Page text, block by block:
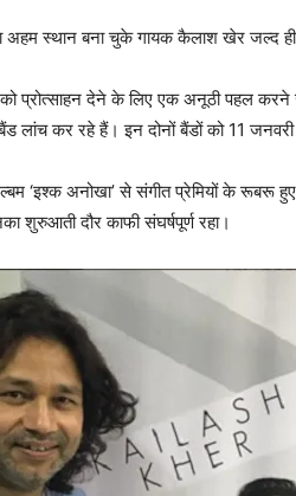
अहम स्‍थान बना चुके गायक कैलाश खेर जल्‍द ही
प्रोत्‍साहन देने के लिए एक अनूठी पहल
लांच कर रहे हैं। इन दोनों बैंडों को 11
‘इश्क अनोखा’ से संगीत प्रेमियों के
शुरुआती दौर काफी संघर्षपूर्ण रहा।